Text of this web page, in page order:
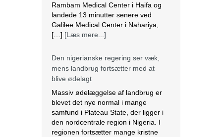
Rambam Medical Center i Haifa og
landede 13 minutter senere ved
Galilee Medical Center i Nahariya,
[…] [Læs mere...]
Den nigerianske regering ser væk,
mens landbrug fortsætter med at
blive ødelagt
Massiv ødelæggelse af landbrug er
blevet det nye normal i mange
samfund i Plateau State, der ligger i
den nordcentrale region i Nigeria. I
regionen fortsætter mange kristne